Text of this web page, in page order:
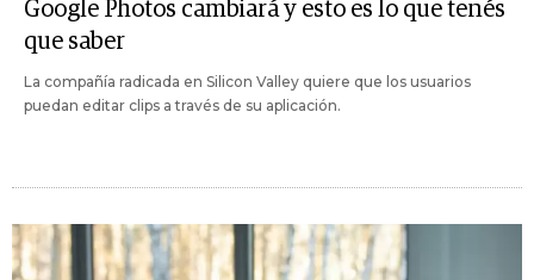
Google Photos cambiará y esto es lo que tenés
que saber
La compañía radicada en Silicon Valley quiere que los usuarios
puedan editar clips a través de su aplicación.